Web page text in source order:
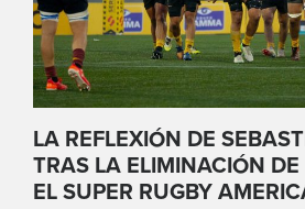
LA REFLEXIÓN DE
TRAS LA ELIMINACIÓN
EL SUPER RUGBY